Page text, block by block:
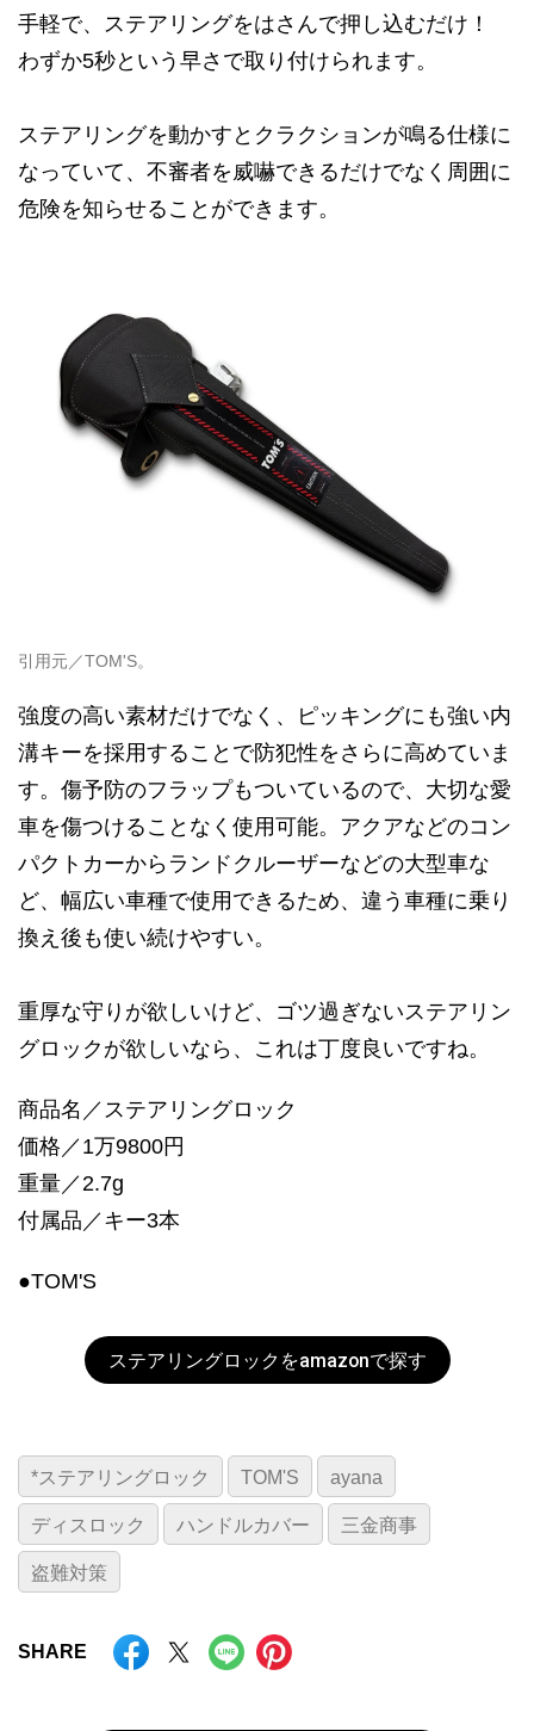
手軽で、ステアリングをはさんで押し込むだけ！
わずか5秒という早さで取り付けられます。
ステアリングを動かすとクラクションが鳴る仕様に
なっていて、不審者を威嚇できるだけでなく周囲に
危険を知らせることができます。
引用元／TOM'S。
強度の高い素材だけでなく、ピッキングにも強い内
溝キーを採用することで防犯性をさらに高めていま
す。傷予防のフラップもついているので、大切な愛
車を傷つけることなく使用可能。アクアなどのコン
パクトカーからランドクルーザーなどの大型車な
ど、幅広い車種で使用できるため、違う車種に乗り
換え後も使い続けやすい。
重厚な守りが欲しいけど、ゴツ過ぎないステアリン
グロックが欲しいなら、これは丁度良いですね。
商品名／ステアリングロック
価格／1万9800円
重量／2.7g
付属品／キー3本
●TOM'S
ステアリングロックをamazonで探す
*ステアリングロック TOM'S ayana
ディスロック ハンドルカバー 三金商事
盗難対策
SHARE